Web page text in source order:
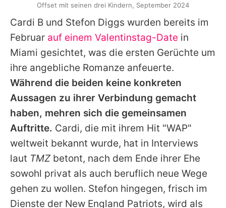
Cardi B und Stefon Diggs wurden bereits im
Februar auf einem Valentinstag-Date in
Miami gesichtet, was die ersten Gerüchte um
ihre angebliche Romanze anfeuerte.
Während die beiden keine konkreten
Aussagen zu ihrer Verbindung gemacht
haben, mehren sich die gemeinsamen
Auftritte. Cardi, die mit ihrem Hit "WAP"
weltweit bekannt wurde, hat in Interviews
laut TMZ betont, nach dem Ende ihrer Ehe
sowohl privat als auch beruflich neue Wege
gehen zu wollen. Stefon hingegen, frisch im
Dienste der New England Patriots, wird als
Offset mit seinen drei Kindern, September 2024